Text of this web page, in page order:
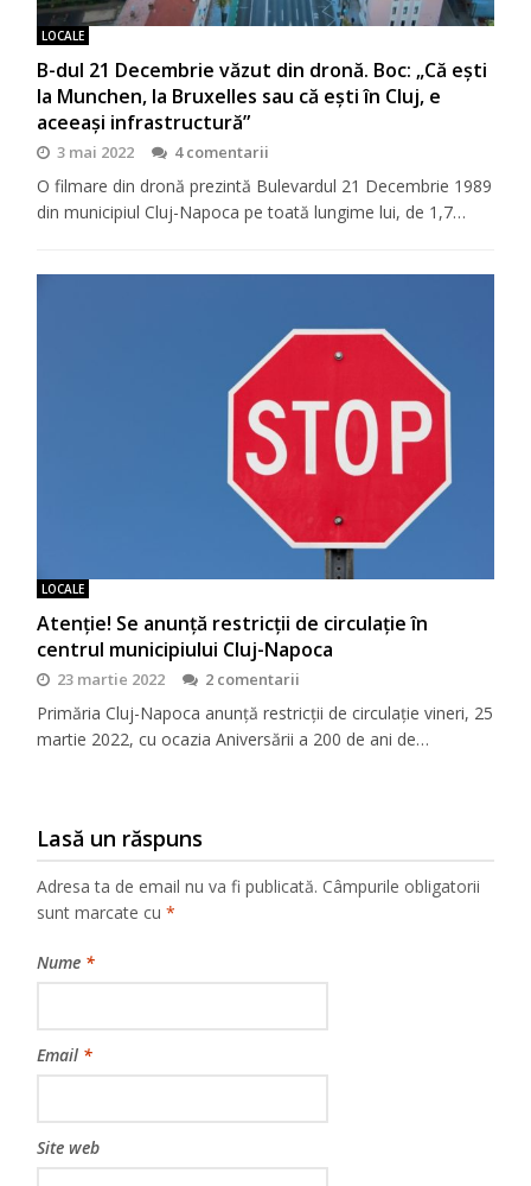
LOCALE
B-dul 21 Decembrie văzut din dronă. Boc: „Că ești
la Munchen, la Bruxelles sau că ești în Cluj, e
aceeași infrastructură”
3 mai 2022 4 comentarii
O filmare din dronă prezintă Bulevardul 21 Decembrie 1989
din municipiul Cluj-Napoca pe toată lungime lui, de 1,7…
LOCALE
Atenție! Se anunță restricții de circulație în
centrul municipiului Cluj-Napoca
23 martie 2022 2 comentarii
Primăria Cluj-Napoca anunță restricții de circulație vineri, 25
martie 2022, cu ocazia Aniversării a 200 de ani de…
Lasă un răspuns
Adresa ta de email nu va fi publicată. Câmpurile obligatorii
sunt marcate cu*
Nume *
Email *
Site web